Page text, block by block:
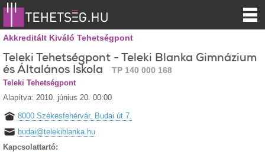
Akkreditált Kiváló Tehetségpont
Teleki Tehetségpont - Teleki Blanka Gimnázium
és Általános Iskola
TP 140 000 168
Teleki Tehetségpont
Alapítva: 2010. június 20. 00:00
8000 Székesfehérvár, Budai út 7.
budai@telekiblanka.hu
Kapcsolattartó: